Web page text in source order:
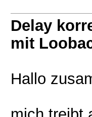
Delay
mit
Hallo